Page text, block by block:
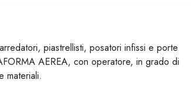
piastrellisti, posatori infissi e porte
AEREA, con operatore, in grado di
materiali.